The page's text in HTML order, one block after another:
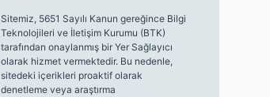
Sitemiz, 5651 Sayılı Kanun gereğince Bilgi
Teknolojileri ve İletişim Kurumu (BTK)
tarafından onaylanmış bir Yer Sağlayıcı
olarak hizmet vermektedir. Bu nedenle,
sitedeki içerikleri proaktif olarak
denetleme veya araştırma